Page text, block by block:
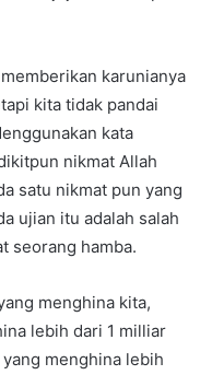
karunianya
kita tidak pandai
kata
nikmat Allah
satu nikmat pun yang
ujian itu adalah salah
seorang hamba.
menghina kita,
lebih dari 1 milliar
menghina lebih